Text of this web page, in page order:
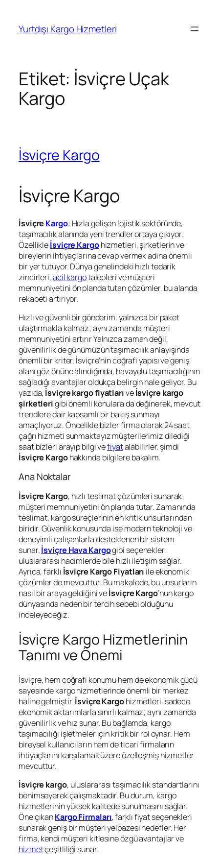
Yurtdışı Kargo Hizmetleri
Etiket: İsviçre Uçak
Kargo
İsviçre Kargo
İsviçre Kargo
İsviçre Kargo: Hızla gelişen lojistik sektöründe,
taşımacılık alanında yeni trendler ortaya çıkıyor.
Özellikleİsviçre Kargohizmetleri, şirketlerin ve
bireylerin ihtiyaçlarına cevap vermek adına önemli
bir yer tutuyor. Dünya genelindeki hızlı tedarik
zincirleri,acil kargotalepleri ve müşteri
memnuniyetini ön planda tutan çözümler, bu alanda
rekabeti artırıyor.
Hızlı ve güvenli bir gönderim, yalnızca bir paket
ulaştırmakla kalmaz; aynı zamanda müşteri
memnuniyetini artırır Yalnızca zaman değil,
güvenilirlik de günümüzün taşımacılık anlayışında
önemli bir kriter. İsviçre’nin coğrafi yapısı ve geniş
alanı göz önüne alındığında, havayolu taşımacılığının
sağladığı avantajlar oldukça belirgin hale geliyor. Bu
yazıda, İsviçrekargo fiyatlarıveİsviçre kargo
şirketlerigibi önemli konulara da değinerek, mevcut
trendlere dair kapsamlı bir bakış sunmayı
amaçlıyoruz. Öncelikle bizler firma olarak 24 saat
çağrı hizmeti sunmaktayız müşterilerimiz dilediği
saat bizleri arayıp bilgi vefiyatalabilirler, şimdi
İsviçre Kargohakkında bilgilere bakalım.
Ana Noktalar
İsviçre Kargo, hızlı teslimat çözümleri sunarak
müşteri memnuniyetini ön planda tutar. Zamanında
teslimat, kargo süreçlerinin en kritik unsurlarından
biridir. Güvenlik konusunda ise modern teknoloji ve
deneyimli çalışanlarla desteklenen bir sistem
sunar.İsviçre Hava Kargogibi seçenekler,
uluslararası hacimlerde bile hızlı iletişim sağlar.
Ayrıca, farklı İsviçre Kargo Fiyatları ile ekonomik
çözümler de mevcuttur. Bu makalede, bu unsurların
nasıl bir araya geldiğini veİsviçre Kargo’nun kargo
dünyasında neden bir tercih sebebi olduğunu
inceleyeceğiz.
İsviçre Kargo Hizmetlerinin
Tanımı ve Önemi
İsviçre, hem coğrafi konumu hem de ekonomik gücü
sayesinde kargo hizmetlerinde önemli bir merkez
haline gelmiştir. İsviçre Kargohizmetleri, sadece
ekonomik aktarımlarla sınırlı kalmaz; aynı zamanda
güvenilirlik ve hız sunar. Bu bağlamda, kargo
taşımacılığı işletmeler için kritik bir rol oynar. Hem
bireysel kullanıcıların hem de ticari firmaların
ihtiyaçlarını karşılamak üzere özelleşmiş hizmetler
mevcuttur.
İsviçre kargo, uluslararası taşımacılık standartlarını
benimseyerek çalışmaktadır. Bu durum, kargo
hizmetlerinin yüksek kalitede sunulmasını sağlar.
Öne çıkanKargo Firmaları, farklı fiyat seçenekleri
sunarak geniş bir müşteri yelpazesi hedefler. Her
firma, kendi müşteri kitlesine özgü avantajlar ve
hizmetçeşitliliği sunar.